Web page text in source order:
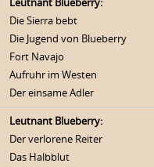
Die Sierra bebt
Die Jugend von Blueberry
Fort Navajo
Aufruhr im Westen
Der einsame Adler
Leutnant Blueberry:
Der verlorene Reiter
Das Halbblut